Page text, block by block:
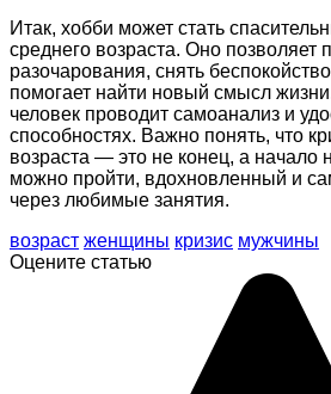
Итак, хобби может стать
среднего возраста. Оно позволяет
разочарования, снять
помогает найти новый смысл
человек проводит самоанализ и
способностях. Важно понять, что
возраста — это не конец, а начало
можно пройти, вдохновленный и
через любимые занятия.
возраст женщины кризис мужчины
Оцените статью